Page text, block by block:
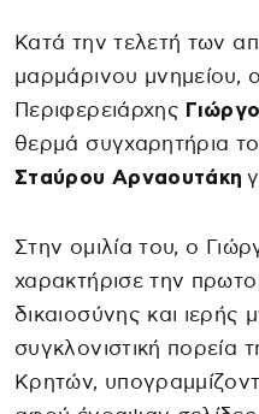
Κατά την τελετή των
μαρμάρινου μνημείου,
Περιφερειάρχης
θερμά συγχαρητήρια
Σταύρου Αρναουτάκη
Στην ομιλία του, ο
χαρακτήρισε την
δικαιοσύνης και
συγκλονιστική πορεία
Κρητών,